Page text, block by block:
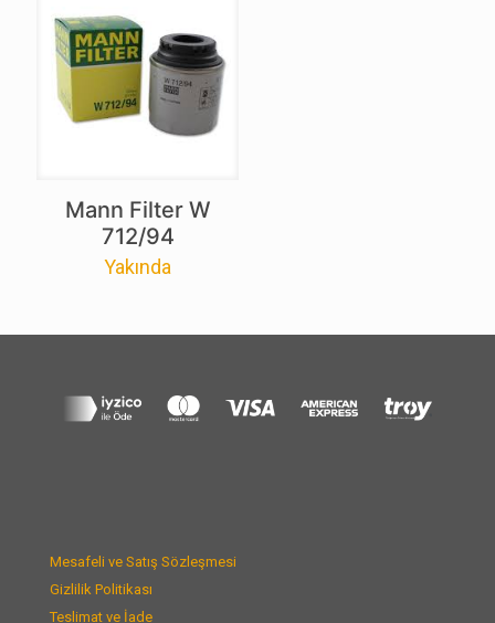
Mann Filter W
712/94
Yakında
Mesafeli ve Satış Sözleşmesi
Gizlilik Politikası
Teslimat ve İade